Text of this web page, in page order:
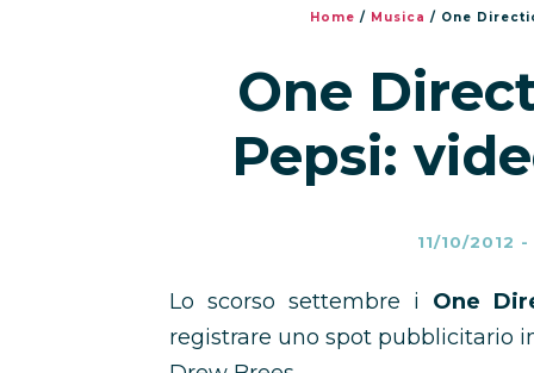
Home / Musica / One
One
Pepsi:
11/10/2012 -
Lo scorso settembre i One
registrare uno spot pubblicitario